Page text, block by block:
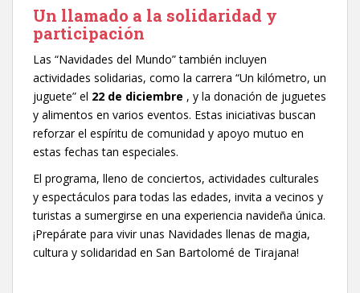
Un llamado a la solidaridad y
participación
Las “Navidades del Mundo” también incluyen
actividades solidarias, como la carrera “Un kilómetro, un
juguete” el 22 de diciembre , y la donación de juguetes
y alimentos en varios eventos. Estas iniciativas buscan
reforzar el espíritu de comunidad y apoyo mutuo en
estas fechas tan especiales.
El programa, lleno de conciertos, actividades culturales
y espectáculos para todas las edades, invita a vecinos y
turistas a sumergirse en una experiencia navideña única.
¡Prepárate para vivir unas Navidades llenas de magia,
cultura y solidaridad en San Bartolomé de Tirajana!